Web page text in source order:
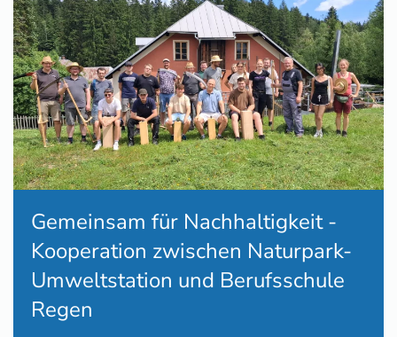
Gemeinsam für Nachhaltigkeit -
Kooperation zwischen Naturpark-
Umweltstation und Berufsschule
Regen